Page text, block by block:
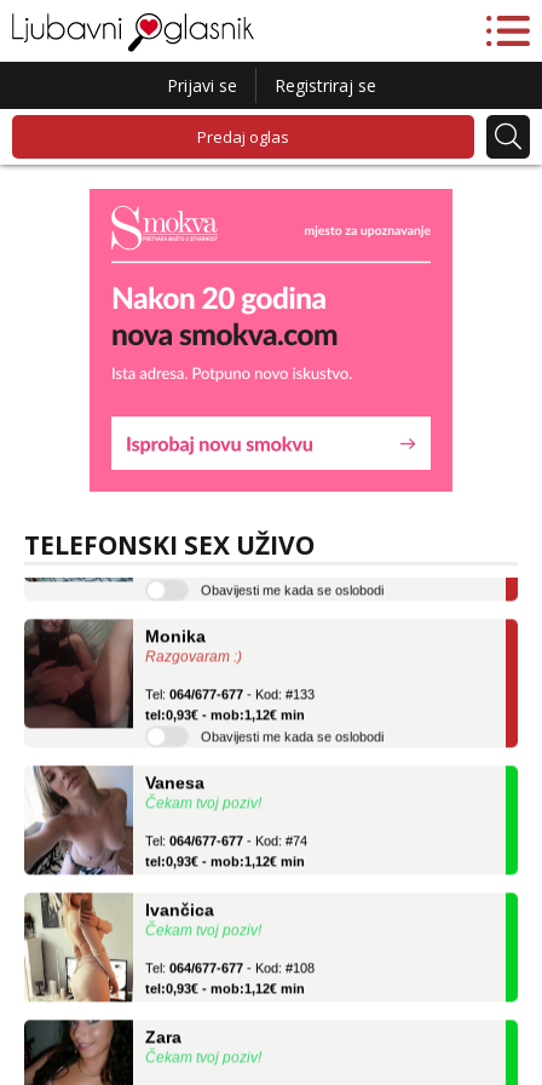
Prijavi se Registriraj se
Predaj oglas
TELEFONSKI SEX UŽIVO
Lucija
Razgovaram :)
- Kod: #136
tel:0,93€ - mob:1,12€ min
Razgovaram :)
tel:0,93€ - mob:1,12€ min
Obavijesti me kada se oslobodi
Čekam tvoj poziv!
tel:0,93€ - mob:1,12€ min
Čekam tvoj poziv!
tel:0,93€ - mob:1,12€ min
Čekam tvoj poziv!